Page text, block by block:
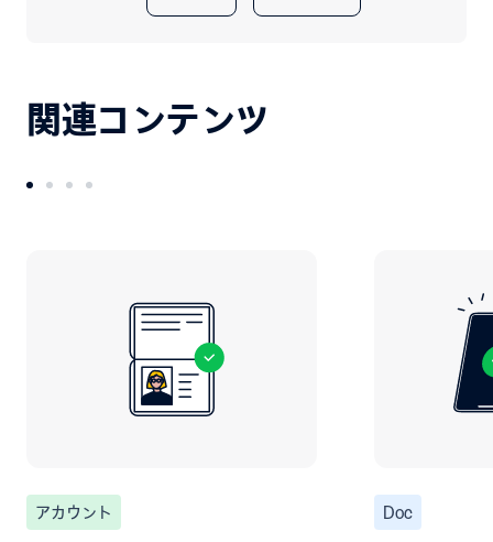
関連コンテンツ
アカウント Doc